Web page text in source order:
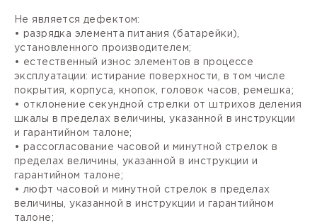
Не является дефектом:
• разрядка элемента питания (батарейки),
установленного производителем;
• естественный износ элементов в процессе
эксплуатации: истирание поверхности, в том числе
покрытия, корпуса, кнопок, головок часов, ремешка;
• отклонение секундной стрелки от штрихов деления
шкалы в пределах величины, указанной в инструкции
и гарантийном талоне;
• рассогласование часовой и минутной стрелок в
пределах величины, указанной в инструкции и
гарантийном талоне;
• люфт часовой и минутной стрелок в пределах
величины, указанной в инструкции и гарантийном
талоне;